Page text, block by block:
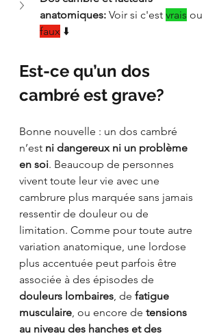
anatomiques: Voir si c'est vrais ou
faux ⬇️
Est-ce qu’un dos
cambré est grave?
Bonne nouvelle : un dos cambré
n’est ni dangereux ni un problème
en soi. Beaucoup de personnes
vivent toute leur vie avec une
cambrure plus marquée sans jamais
ressentir de douleur ou de
limitation. Comme pour toute autre
variation anatomique, une lordose
plus accentuée peut parfois être
associée à des épisodes de
douleurs lombaires , de fatigue
musculaire , ou encore de tensions
au niveau des hanches et des